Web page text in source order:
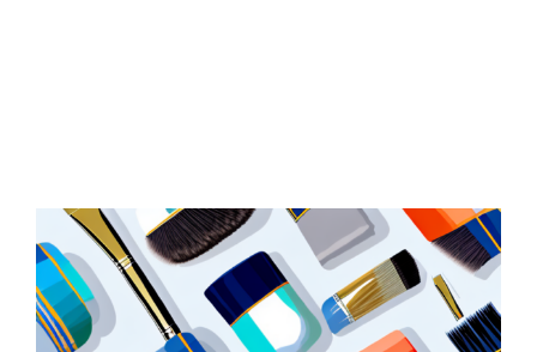
Zeige
grösseres
Bild